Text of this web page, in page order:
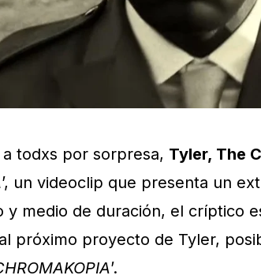
a todxs por sorpresa, Tyler, The
’, un videoclip que presenta un
y medio de duración, el críptico
próximo proyecto de Tyler,
’.